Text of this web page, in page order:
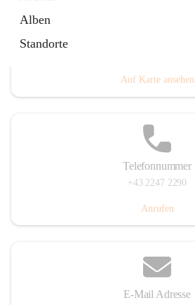
Alben
Standorte
Auf Karte ansehen
Telefonnummer
+43 2247 2290
Anrufen
E-Mail Adresse